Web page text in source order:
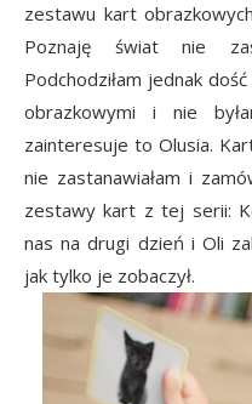
zestawu kart
Poznaję świat nie
Podchodziłam jednak
obrazkowymi i nie
zainteresuje to Olusia.
nie zastanawiałam i
zestawy kart z tej serii:
nas na drugi dzień i Oli
jak tylko je zobaczył.